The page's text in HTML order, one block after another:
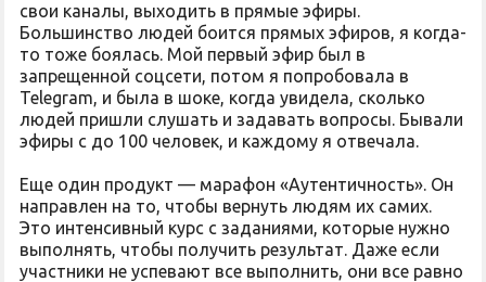
свои каналы, выходить в прямые эфиры.
Большинство людей боится прямых эфиров, я когда-
то тоже боялась. Мой первый эфир был в
запрещенной соцсети, потом я попробовала в
Telegram, и была в шоке, когда увидела, сколько
людей пришли слушать и задавать вопросы. Бывали
эфиры с до 100 человек, и каждому я отвечала.
Еще один продукт — марафон «Аутентичность». Он
направлен на то, чтобы вернуть людям их самих.
Это интенсивный курс с заданиями, которые нужно
выполнять, чтобы получить результат. Даже если
участники не успевают все выполнить, они все равно